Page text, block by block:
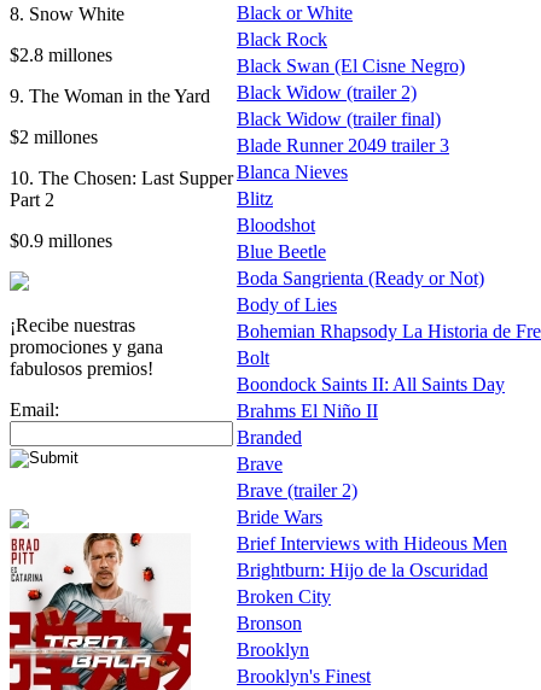
8. Snow White
$2.8 millones
9. The Woman in the Yard
$2 millones
10. The Chosen: Last Supper
Part 2
$0.9 millones
¡Recibe nuestras
promociones y gana
fabulosos premios!
Email:
Black or White
Black Rock
Black Swan (El Cisne Negro)
Black Widow (trailer 2)
Black Widow (trailer final)
Blade Runner 2049 trailer 3
Blanca Nieves
Blitz
Bloodshot
Blue Beetle
Boda Sangrienta (Ready or Not)
Body of Lies
Bohemian Rhapsody La Historia de
Bolt
Boondock Saints II: All Saints Day
Brahms El Niño II
Branded
Brave
Brave (trailer 2)
Bride Wars
Brief Interviews with Hideous Men
Brightburn: Hijo de la Oscuridad
Broken City
Bronson
Brooklyn
Brooklyn's Finest